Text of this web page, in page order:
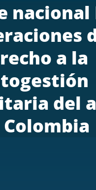
nacional
a la
del
Colombia